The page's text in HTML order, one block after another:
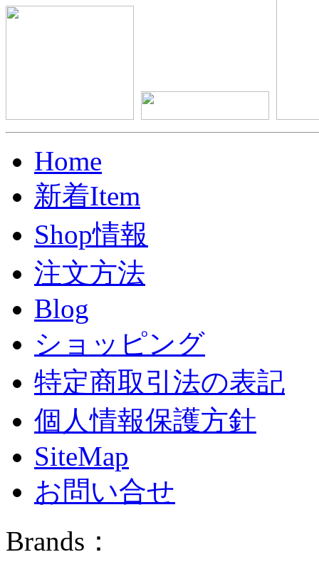
Home
新着Item
Shop情報
注文方法
Blog
ショッピング
特定商取引法の表記
個人情報保護方針
SiteMap
お問い合せ
Brands：